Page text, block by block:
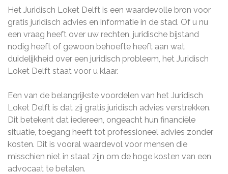
Het Juridisch Loket Delft is een waardevolle bron voor
gratis juridisch advies en informatie in de stad. Of u nu
een vraag heeft over uw rechten, juridische bijstand
nodig heeft of gewoon behoefte heeft aan wat
duidelijkheid over een juridisch probleem, het Juridisch
Loket Delft staat voor u klaar.
Een van de belangrijkste voordelen van het Juridisch
Loket Delft is dat zij gratis juridisch advies verstrekken.
Dit betekent dat iedereen, ongeacht hun financiële
situatie, toegang heeft tot professioneel advies zonder
kosten. Dit is vooral waardevol voor mensen die
misschien niet in staat zijn om de hoge kosten van een
advocaat te betalen.